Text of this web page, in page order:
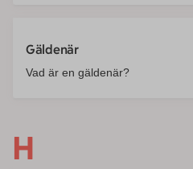
Gäldenär
Vad är en gäldenär?
H